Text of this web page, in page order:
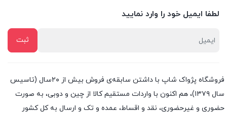
لطفا ایمیل خود را وارد نمایید
فروشگاه پژواک شاپ با داشتن سابقه‌ی فروش بیش از ۲۰سال (تاسیس
سال ۱۳۷۹)، هم اکنون با واردات مستقیم کالا از چین و دوبی، به صورت
حضوری و غیرحضوری، نقد و اقساط، عمده و تک و ارسال به کل کشور